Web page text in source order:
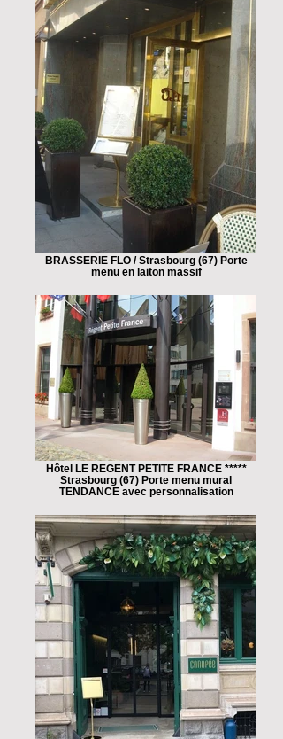
BRASSERIE FLO / Strasbourg (67) Porte
menu en laiton massif
Hôtel LE REGENT PETITE FRANCE *****
Strasbourg (67) Porte menu mural
TENDANCE avec personnalisation